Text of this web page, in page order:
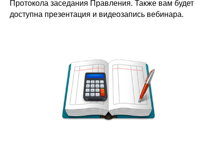
Протокола заседания Правления. Также вам будет
доступна презентация и видеозапись вебинара.